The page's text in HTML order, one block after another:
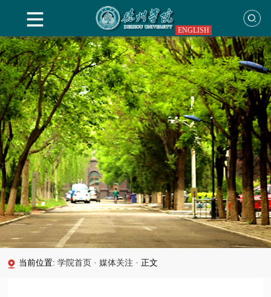
ENGLISH
当前位置:学院首页 · 媒体关注 · 正文